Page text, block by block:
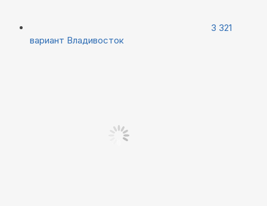
3 321
вариант Владивосток